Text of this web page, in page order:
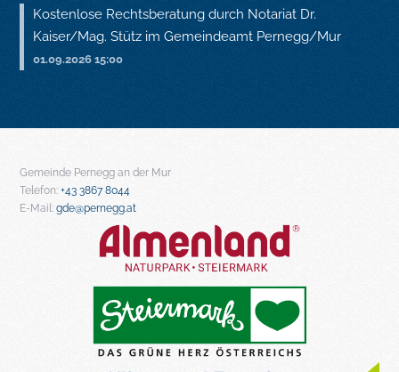
Kostenlose Rechtsberatung durch Notariat Dr.
Kaiser/Mag. Stütz im Gemeindeamt Pernegg/Mur
01.09.2026 15:00
Gemeinde Pernegg an der Mur
Telefon: +43 3867 8044
E-Mail: gde@pernegg.at